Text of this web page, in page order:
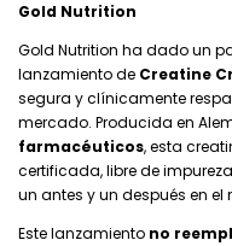
Gold Nutrition
Gold Nutrition ha dado un
lanzamiento de Creatine
segura y clínicamente
mercado. Producida en
farmacéuticos, esta
certificada, libre de
un antes y un después en
Este lanzamiento no